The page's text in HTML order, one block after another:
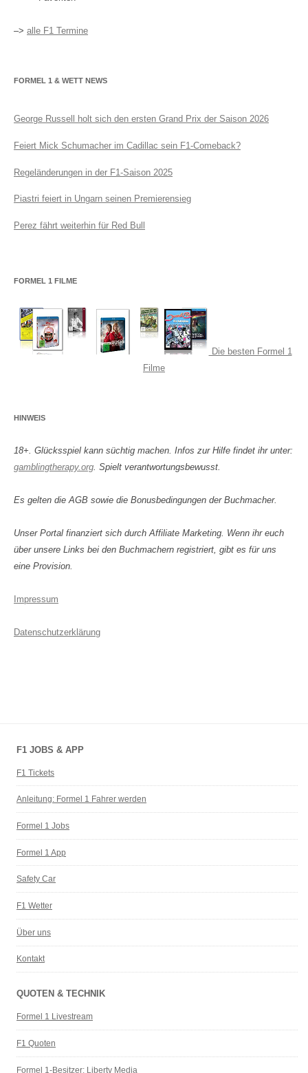
–> alle F1 Termine
FORMEL 1 & WETT NEWS
George Russell holt sich den ersten Grand Prix der Saison 2026
Feiert Mick Schumacher im Cadillac sein F1-Comeback?
Regeländerungen in der F1-Saison 2025
Piastri feiert in Ungarn seinen Premierensieg
Perez fährt weiterhin für Red Bull
FORMEL 1 FILME
Die besten Formel 1
Filme
HINWEIS
18+. Glücksspiel kann süchtig machen. Infos zur Hilfe findet ihr unter:
gamblingtherapy.org . Spielt verantwortungsbewusst.
Es gelten die AGB sowie die Bonusbedingungen der Buchmacher.
Unser Portal finanziert sich durch Affiliate Marketing. Wenn ihr euch
über unsere Links bei den Buchmachern registriert, gibt es für uns
eine Provision.
Impressum
Datenschutzerklärung
F1 JOBS & APP
F1 Tickets
Anleitung: Formel 1 Fahrer werden
Formel 1 Jobs
Formel 1 App
Safety Car
F1 Wetter
Über uns
Kontakt
QUOTEN & TECHNIK
Formel 1 Livestream
F1 Quoten
Formel 1-Besitzer: Liberty Media